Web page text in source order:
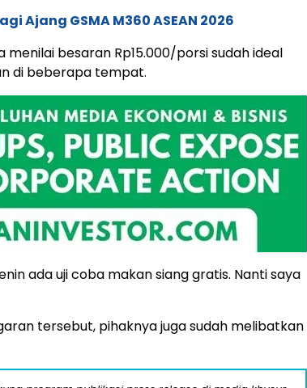
Ajang GSMA M360 ASEAN 2026
menilai besaran Rp15.000/porsi sudah ideal
di beberapa tempat.
ada uji coba makan siang gratis. Nanti saya
tersebut, pihaknya juga sudah melibatkan